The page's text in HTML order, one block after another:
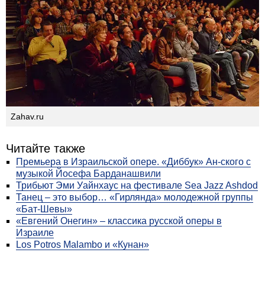
Zahav.ru
Читайте также
Премьера в Израильской опере. «Диббук» Ан-ского с
музыкой Йосефа Барданашвили
Трибьют Эми Уайнхаус на фестивале Sea Jazz Ashdod
Танец – это выбор… «Гирлянда» молодежной группы
«Бат-Шевы»
«Евгений Онегин» – классика русской оперы в
Израиле
Los Potros Malambo и «Кунан»